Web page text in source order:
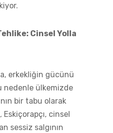
Cinsel Yolla
erkekliğin gücünü
nedenle ülkemizde
bir tabu olarak
cinsel
sessiz salgının